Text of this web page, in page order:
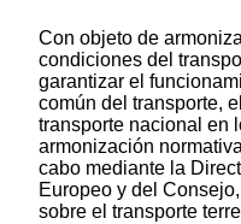
Con objeto de
condiciones del
garantizar el
común del transporte,
transporte nacional en
armonización
cabo mediante la
Europeo y del
sobre el transporte